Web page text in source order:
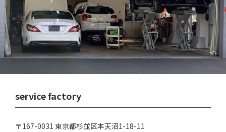
service factory
〒167-0031 東京都杉並区本天沼1-18-11